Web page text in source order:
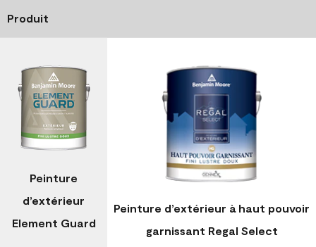
Produit
Peinture
d’extérieur
Element Guard
Peinture d’extérieur à haut pouvoir
garnissant Regal Select